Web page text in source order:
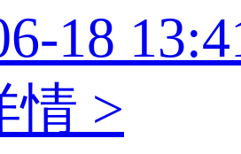
18
情 >